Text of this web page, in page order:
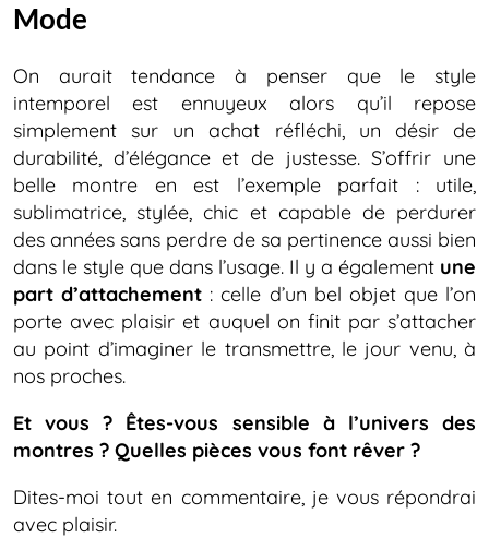
Mode
On aurait tendance à penser que le style
intemporel est ennuyeux alors qu’il repose
simplement sur un achat réfléchi, un désir de
durabilité, d’élégance et de justesse. S’offrir une
belle montre en est l’exemple parfait : utile,
sublimatrice, stylée, chic et capable de perdurer
des années sans perdre de sa pertinence aussi bien
dans le style que dans l’usage. Il y a également une
part d’attachement : celle d’un bel objet que l’on
porte avec plaisir et auquel on finit par s’attacher
au point d’imaginer le transmettre, le jour venu, à
nos proches.
Et vous ? Êtes-vous sensible à l’univers des
montres ? Quelles pièces vous font rêver ?
Dites-moi tout en commentaire, je vous répondrai
avec plaisir.